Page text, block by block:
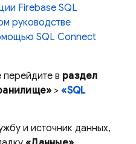
Firebase SQL
руководстве
SQL Connect
перейдите в раздел
>«SQL
и источник данных,